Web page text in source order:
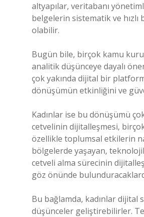
altyapılar, veritabanı
belgelerin sistematik ve
olabilir.
Bugün bile, birçok kamu
analitik düşünceye dayalı
çok yakında dijital bir
dönüşümün etkinliğini ve
Kadınlar ise bu dönüşümü
cetvelinin dijitalleşmesi,
özellikle toplumsal etkilerin
bölgelerde yaşayan,
cetveli alma sürecinin
göz önünde
Bu bağlamda, kadınlar
düşünceler geliştirebilirler.